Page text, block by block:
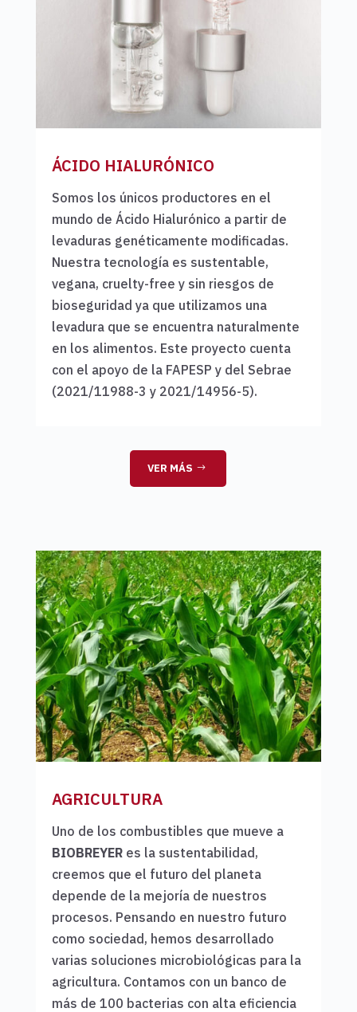
ÁCIDO HIALURÓNICO
Somos los únicos productores en el
mundo de Ácido Hialurónico a partir de
levaduras genéticamente modificadas.
Nuestra tecnología es sustentable,
vegana, cruelty-free y sin riesgos de
bioseguridad ya que utilizamos una
levadura que se encuentra naturalmente
en los alimentos. Este proyecto cuenta
con el apoyo de la FAPESP y del Sebrae
(2021/11988-3 y 2021/14956-5).
VER MÁS
AGRICULTURA
Uno de los combustibles que mueve a
BIOBREYERes la sustentabilidad,
creemos que el futuro del planeta
depende de la mejoría de nuestros
procesos. Pensando en nuestro futuro
como sociedad, hemos desarrollado
varias soluciones microbiológicas para la
agricultura. Contamos con un banco de
más de 100 bacterias con alta eficiencia